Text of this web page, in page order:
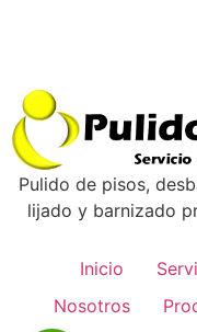
Pulido de pisos,
lijado y barnizado
Inicio
Nosotros